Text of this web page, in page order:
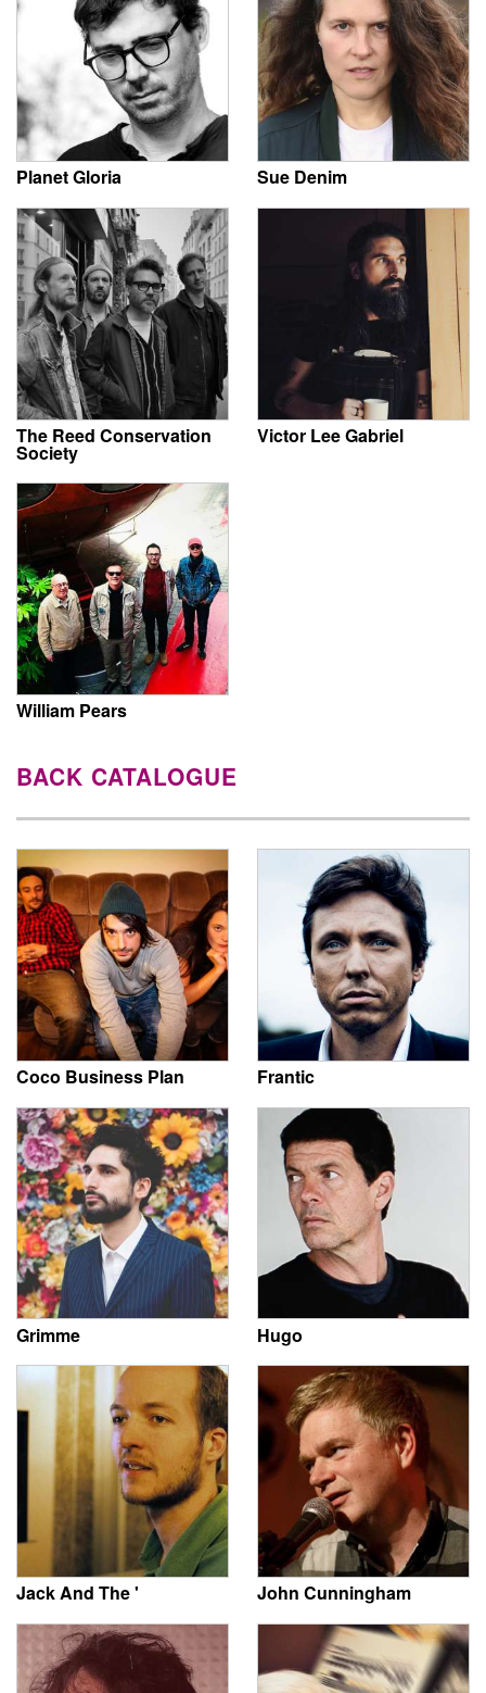
Planet Gloria Sue Denim
The Reed Conservation
Society
Victor Lee Gabriel
William Pears
BACK CATALOGUE
Coco Business Plan Frantic
Grimme Hugo
Jack And The ' John Cunningham